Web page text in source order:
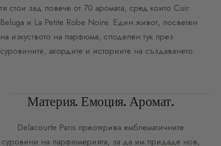
тя стои зад повече от 70 аромата, сред които Cuir
Beluga и La Petite Robe Noire. Един живот, посветен
на изкуството на парфюма, споделен тук през
суровините, акордите и историите на създаването.
Материя. Емоция. Аромат.
Delacourte Paris преоткрива емблематичните
суровини на парфюмерията, за да им придаде нов,